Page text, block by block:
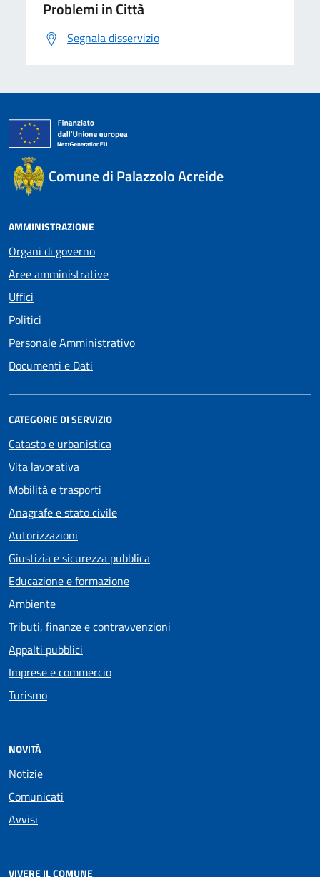
Problemi in Città
Segnala disservizio
Comune di Palazzolo Acreide
AMMINISTRAZIONE
Organi di governo
Aree amministrative
Uffici
Politici
Personale Amministrativo
Documenti e Dati
CATEGORIE DI SERVIZIO
Catasto e urbanistica
Vita lavorativa
Mobilità e trasporti
Anagrafe e stato civile
Autorizzazioni
Giustizia e sicurezza pubblica
Educazione e formazione
Ambiente
Tributi, finanze e contravvenzioni
Appalti pubblici
Imprese e commercio
Turismo
NOVITÀ
Notizie
Comunicati
Avvisi
VIVERE IL COMUNE